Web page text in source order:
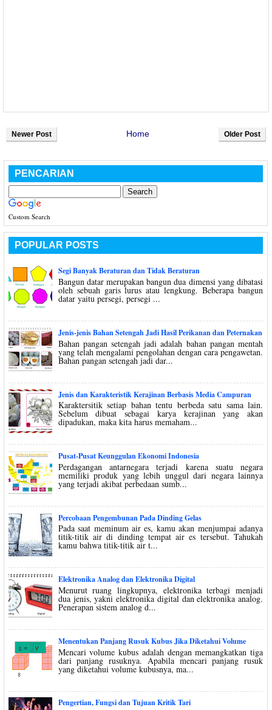
Newer Post Older Post
Home
PENCARIAN
Custom Search
POPULAR POSTS
Segi Banyak Beraturan dan Tidak Beraturan
Bangun datar merupakan bangun dua dimensi yang dibatasi
oleh sebuah garis lurus atau lengkung. Beberapa bangun
datar yaitu persegi, persegi ...
Jenis-jenis Bahan Setengah Jadi Hasil Perikanan dan Peternakan
Bahan pangan setengah jadi adalah bahan pangan mentah
yang telah mengalami pengolahan dengan cara pengawetan.
Bahan pangan setengah jadi dar...
Jenis dan Karakteristik Kerajinan Berbasis Media Campuran
Karaktersitik setiap bahan tentu berbeda satu sama lain.
Sebelum dibuat sebagai karya kerajinan yang akan
dipadukan, maka kita harus memaham...
Pusat-Pusat Keunggulan Ekonomi Indonesia
Perdagangan antarnegara terjadi karena suatu negara
memiliki produk yang lebih unggul dari negara lainnya
yang terjadi akibat perbedaan sumb...
Percobaan Pengembunan Pada Dinding Gelas
Pada saat meminum air es, kamu akan menjumpai adanya
titik-titik air di dinding tempat air es tersebut. Tahukah
kamu bahwa titik-titik air t...
Elektronika Analog dan Elektronika Digital
Menurut ruang lingkupnya, elektronika terbagi menjadi
dua jenis, yakni elektronika digital dan elektronika analog.
Penerapan sistem analog d...
Menentukan Panjang Rusuk Kubus Jika Diketahui Volume
Mencari volume kubus adalah dengan memangkatkan tiga
dari panjang rusuknya. Apabila mencari panjang rusuk
yang diketahui volume kubusnya, ma...
Pengertian, Fungsi dan Tujuan Kritik Tari